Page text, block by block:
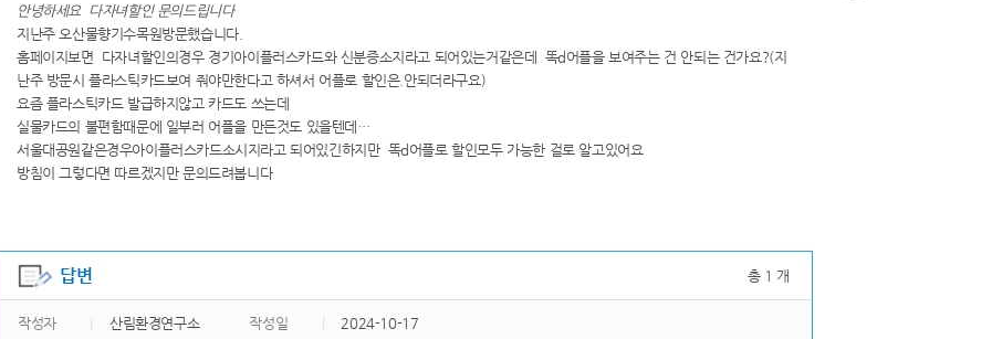
안녕하세요 다자녀할인 문의드립니다
지난주 오산물향기수목원방문했습니다.
홈페이지보면 다자녀할인의경우 경기아이플러스카드와 신분증소지라고 되어있는거같은데 똑d어플을 보여주는 건 안되는 건가요?(지
난주 방문시 플라스틱카드보여 줘야만한다고 하셔서 어플로 할인은.안되더라구요)
요즘 플라스틱카드 발급하지않고 카드도 쓰는데
실물카드의 불편함때문에 일부러 어플을 만든것도 있을텐데…
서울대공원같은경우아이플러스카드소시지라고 되어있긴하지만 똑d어플로 할인모두 가능한 걸로 알고있어요
방침이 그렇다면 따르겠지만 문의드려봅니다
답변 총 1 개
작성자 산림환경연구소 작성일 2024-10-17